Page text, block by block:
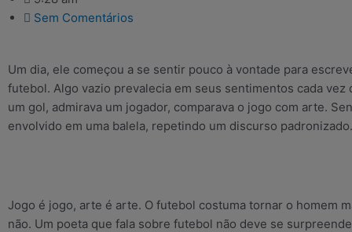
Sem Comentários
Um dia, ele começou a se sentir pouco à vontade para
futebol. Algo vazio prevalecia em seus sentimentos cada vez
um gol, admirava um jogador, comparava o jogo com arte.
envolvido em uma balela, repetindo um discurso padronizado.
Jogo é jogo, arte é arte. O futebol costuma tornar o homem
não. Um poeta que fala sobre futebol não deve se